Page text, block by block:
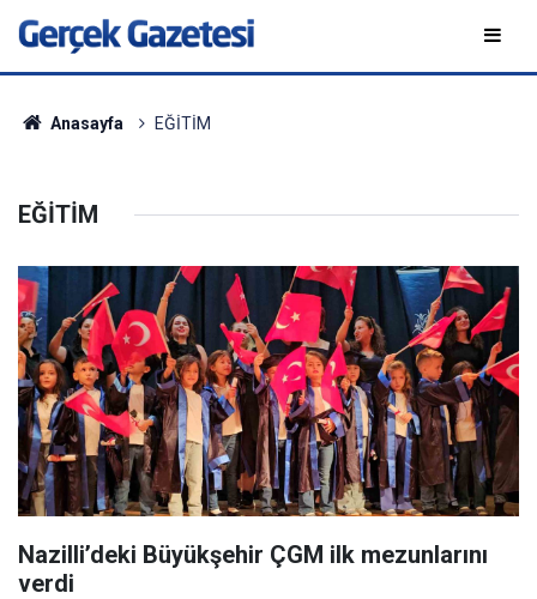
Anasayfa EĞİTİM
EĞİTİM
Nazilli’deki Büyükşehir ÇGM ilk mezunlarını
verdi